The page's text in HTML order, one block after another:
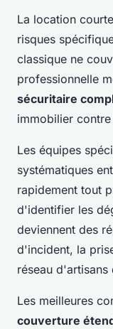
La location
risques
classique ne
professionnelle
sécuritaire
immobilier
Les équipes
systématiques
rapidement tout
d'identifier les
deviennent des
d'incident, la
réseau
Les meilleures
couverture